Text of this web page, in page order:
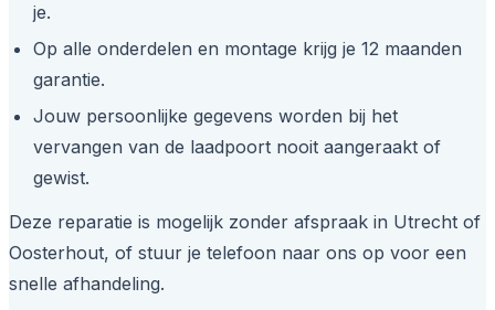
je.
Op alle onderdelen en montage krijg je 12 maanden
garantie.
Jouw persoonlijke gegevens worden bij het
vervangen van de laadpoort nooit aangeraakt of
gewist.
Deze reparatie is mogelijk zonder afspraak in Utrecht of
Oosterhout, of stuur je telefoon naar ons op voor een
snelle afhandeling.